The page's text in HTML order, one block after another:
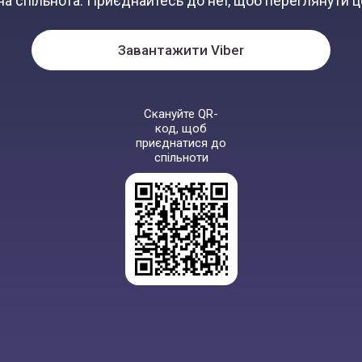
Завантажити Viber
Скануйте QR-
код, щоб
приєднатися до
спільноти